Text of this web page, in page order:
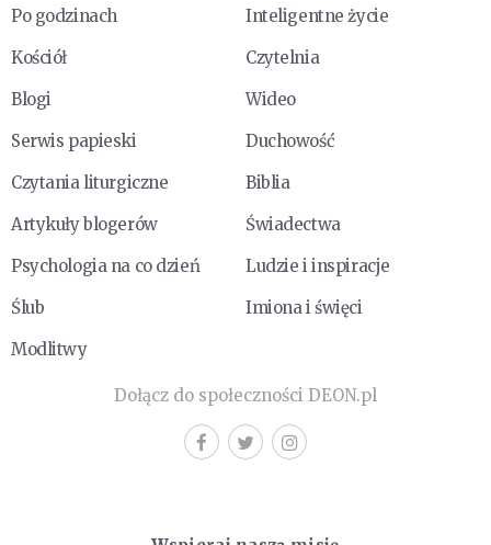
Po godzinach
Inteligentne życie
Kościół
Czytelnia
Blogi
Wideo
Serwis papieski
Duchowość
Czytania liturgiczne
Biblia
Artykuły blogerów
Świadectwa
Psychologia na co dzień
Ludzie i inspiracje
Ślub
Imiona i święci
Modlitwy
Dołącz do społeczności DEON.pl